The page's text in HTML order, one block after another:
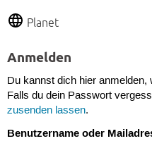
Planet
Anmelden
Du kannst dich hier anmelden,
Falls du dein Passwort
zusenden lassen.
Benutzername oder